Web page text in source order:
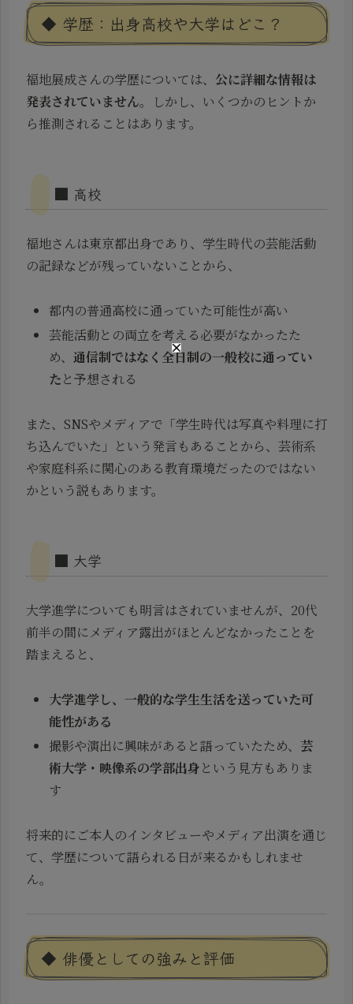
◆ 学歴：出身高校や大学はどこ？
福地展成さんの学歴については、 公に詳細な情報は
発表されていません。しかし、いくつかのヒントか
ら推測されることはあります。
■ 高校
福地さんは東京都出身であり、学生時代の芸能活動
の記録などが残っていないことから、
都内の普通高校に通っていた可能性が高い
芸能活動との両立を考える必要がなかったた
め、通信制ではなく全日制の一般校に通ってい
たと予想される
また、SNSやメディアで「学生時代は写真や料理に打
ち込んでいた」という発言もあることから、芸術系
や家庭科系に関心のある教育環境だったのではない
かという説もあります。
■ 大学
大学進学についても明言はされていませんが、20代
前半の間にメディア露出がほとんどなかったことを
踏まえると、
大学進学し、一般的な学生生活を送っていた可
能性がある
撮影や演出に興味があると語っていたため、 芸
術大学・映像系の学部出身という見方もありま
す
将来的にご本人のインタビューやメディア出演を通じ
て、学歴について語られる日が来るかもしれませ
ん。
◆ 俳優としての強みと評価